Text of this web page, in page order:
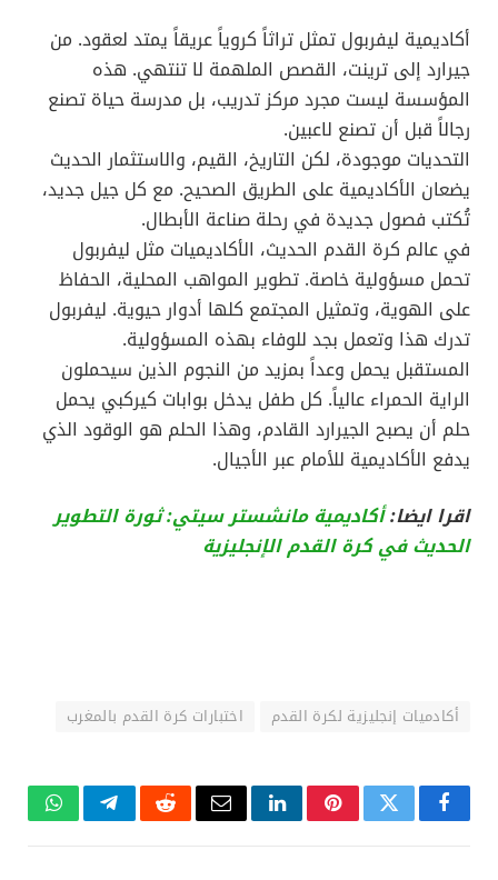
أكاديمية ليفربول تمثل تراثاً كروياً عريقاً يمتد لعقود. من
جيرارد إلى ترينت، القصص الملهمة لا تنتهي. هذه
المؤسسة ليست مجرد مركز تدريب، بل مدرسة حياة تصنع
رجالاً قبل أن تصنع لاعبين.
التحديات موجودة، لكن التاريخ، القيم، والاستثمار الحديث
يضعان الأكاديمية على الطريق الصحيح. مع كل جيل جديد،
تُكتب فصول جديدة في رحلة صناعة الأبطال.
في عالم كرة القدم الحديث، الأكاديميات مثل ليفربول
تحمل مسؤولية خاصة. تطوير المواهب المحلية، الحفاظ
على الهوية، وتمثيل المجتمع كلها أدوار حيوية. ليفربول
تدرك هذا وتعمل بجد للوفاء بهذه المسؤولية.
المستقبل يحمل وعداً بمزيد من النجوم الذين سيحملون
الراية الحمراء عالياً. كل طفل يدخل بوابات كيركبي يحمل
حلم أن يصبح الجيرارد القادم، وهذا الحلم هو الوقود الذي
يدفع الأكاديمية للأمام عبر الأجيال.
اقرا ايضا:أكاديمية مانشستر سيتي: ثورة التطوير
الحديث في كرة القدم الإنجليزية
أكادميات إنجليزية لكرة القدم اختبارات كرة القدم بالمغرب
فيسبوكتويتر بينتيريستلينكدإنالبريد
رديت تيلقرام